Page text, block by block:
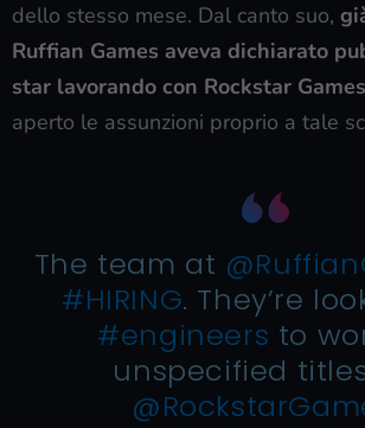
dello stesso mese. Dal canto suo,
Ruffian Games aveva dichiarato
star lavorando con Rockstar Games
aperto le assunzioni proprio a tale
The team at
#HIRING. They’re
#engineers to
unspecified